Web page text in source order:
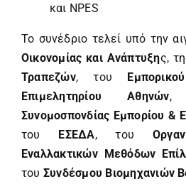
και NPES
Το συνέδριο τελεί υπό την
Οικονομίας και Ανάπτυξης,
Τραπεζών, του
Επιμελητηρίου Αθηνών,
Συνομοσπονδίας Εμπορίου &
του ΕΣΕΔΑ, του
Εναλλακτικών Μεθόδων
του Συνδέσμου Βιομηχανιών